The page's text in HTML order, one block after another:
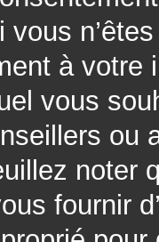
à
vous
ou
noter
fournir